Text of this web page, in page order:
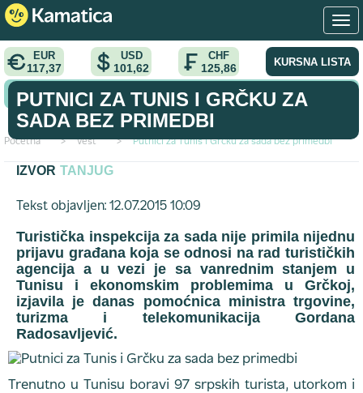
EUR
117,37
USD
101,62
CHF
125,86 KURSNA LISTA
KONVERTOR VALUTA
Početna > vest > Putnici za Tunis i Grčku za sada bez primedbi
PUTNICI ZA TUNIS I GRČKU ZA
SADA BEZ PRIMEDBI
IZVOR TANJUG
Tekst objavljen: 12.07.2015 10:09
Turistička inspekcija za sada nije primila nijednu
prijavu građana koja se odnosi na rad turističkih
agencija a u vezi je sa vanrednim stanjem u
Tunisu i ekonomskim problemima u Grčkoj,
izjavila je danas pomoćnica ministra trgovine,
turizma i telekomunikacija Gordana
Radosavljević.
Trenutno u Tunisu boravi 97 srpskih turista, utorkom i